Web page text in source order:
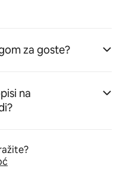
za goste?
na